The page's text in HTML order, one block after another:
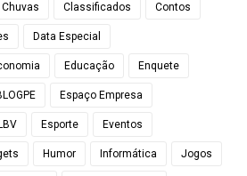
Chuvas Classificados Contos
Data Especial
Educação Enquete
Espaço Empresa
Esporte Eventos
Humor Informática Jogos